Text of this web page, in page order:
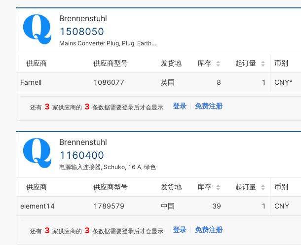
Brennenstuhl
1508050
Mains Converter Plug, Plug, Earthed Socket, 2 x Euro Socket, White
供应商 供应商型号 发货地 库存 起订量 币别
Farnell 1086077 英国 8 1 CNY*
还有 3 家供应商的 3 条数据需要登录后才会显示 登录 免费注册
Brennenstuhl
1160400
电源输入连接器, Schuko, 16 A, 绿色
供应商 供应商型号 发货地 库存 起订量 币别
element14 1789579 中国 39 1 CNY
还有 3 家供应商的 3 条数据需要登录后才会显示 登录 免费注册